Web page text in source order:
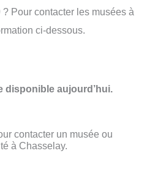
Pour contacter les musées à
ci-dessous.
disponible aujourd’hui.
contacter un musée ou
à Chasselay.